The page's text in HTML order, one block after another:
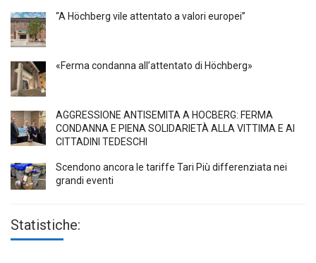
“A Höchberg vile attentato a valori europei”
«Ferma condanna all’attentato di Höchberg»
AGGRESSIONE ANTISEMITA A HÖCBERG: FERMA
CONDANNA E PIENA SOLIDARIETÀ ALLA VITTIMA E AI
CITTADINI TEDESCHI
Scendono ancora le tariffe Tari Più differenziata nei
grandi eventi
Statistiche: